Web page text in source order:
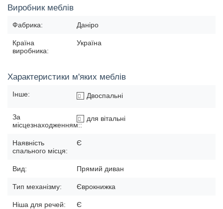
Виробник меблів
Фабрика: Даніро
Країна
виробника:
Україна
Характеристики м'яких меблів
Інше: Двоспальні
За
місцезнаходженням::
для вітальні
Наявність
спального місця:
Є
Вид: Прямий диван
Тип механізму: Єврокнижка
Ніша для речей: Є